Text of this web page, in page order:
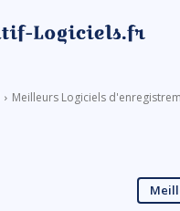
Meilleurs Logiciels